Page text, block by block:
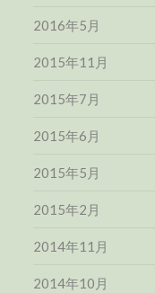
2016年5月
2015年11月
2015年7月
2015年6月
2015年5月
2015年2月
2014年11月
2014年10月